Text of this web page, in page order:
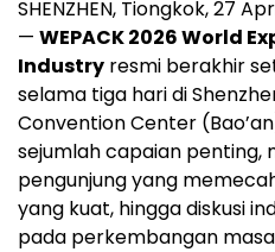
SHENZHEN, Tiongkok, 27
— WEPACK 2026 World
Industry resmi berakhir
selama tiga hari di
Convention Center
sejumlah capaian penting,
pengunjung yang
yang kuat, hingga diskusi
pada perkembangan